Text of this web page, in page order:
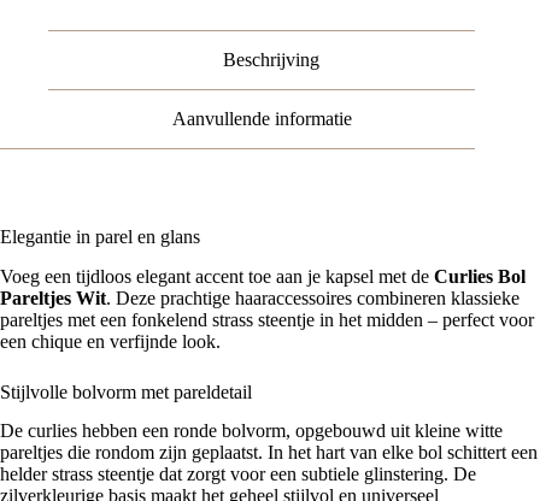
Beschrijving
Aanvullende informatie
Elegantie in parel en glans
Voeg een tijdloos elegant accent toe aan je kapsel met de Curlies Bol
Pareltjes Wit. Deze prachtige haaraccessoires combineren klassieke
pareltjes met een fonkelend strass steentje in het midden – perfect voor
een chique en verfijnde look.
Stijlvolle bolvorm met pareldetail
De curlies hebben een ronde bolvorm, opgebouwd uit kleine witte
pareltjes die rondom zijn geplaatst. In het hart van elke bol schittert een
helder strass steentje dat zorgt voor een subtiele glinstering. De
zilverkleurige basis maakt het geheel stijlvol en universeel